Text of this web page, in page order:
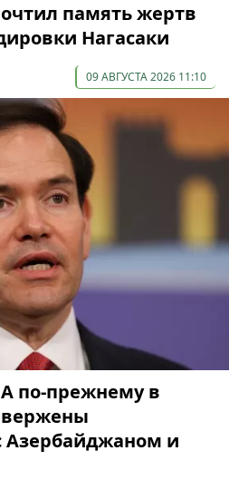
память жертв
Нагасаки
09 АВГУСТА 2026 11:10
по-прежнему в
Азербайджаном и